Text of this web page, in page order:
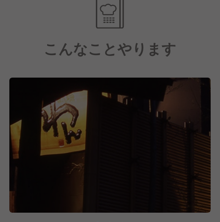
""""休める環境のある飲食店""""といえるように1店舗
につき2人以上の社員を配属し、交代で休みが取れる
そこで現在の公休取得率は96%までになっており、店
舗同士のチームワークで人員調整をしていきながら確
実に休みが取れる環境づくりを目指しています。
【福利厚生について】
昇給に関しては結果だけではなく、そこに至る過程で
の取り組みを考慮したうえで評価を決める人事制度と
なっていますので、年間200名以上が昇格・昇給して
また、賞与や住宅手当(地域による)、家族手当や確定
拠出年金など充実した内容も魅力の一つです。
こんなことやります